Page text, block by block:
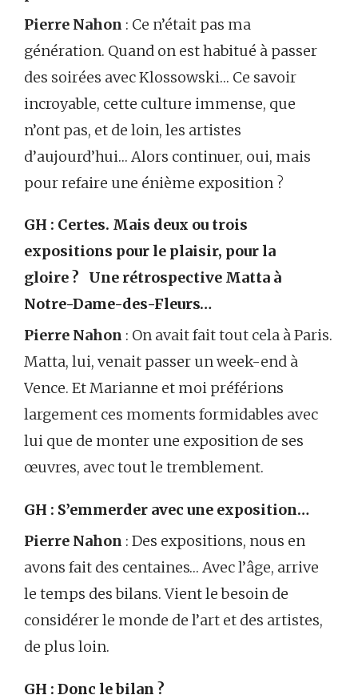
Pierre Nahon : Ce n’était pas ma
génération. Quand on est habitué à passer
des soirées avec Klossowski… Ce savoir
incroyable, cette culture immense, que
n’ont pas, et de loin, les artistes
d’aujourd’hui… Alors continuer, oui, mais
pour refaire une énième exposition ?
GH : Certes. Mais deux ou trois
expositions pour le plaisir, pour la
gloire ? Une rétrospective Matta à
Notre-Dame-des-Fleurs…
Pierre Nahon : On avait fait tout cela à Paris.
Matta, lui, venait passer un week-end à
Vence. Et Marianne et moi préférions
largement ces moments formidables avec
lui que de monter une exposition de ses
œuvres, avec tout le tremblement.
GH : S’emmerder avec une exposition…
Pierre Nahon : Des expositions, nous en
avons fait des centaines… Avec l’âge, arrive
le temps des bilans. Vient le besoin de
considérer le monde de l’art et des artistes,
de plus loin.
GH : Donc le bilan ?